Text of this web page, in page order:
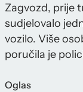
Zagvozd, prije
sudjelovalo
vozilo. Više
poručila je
Oglas